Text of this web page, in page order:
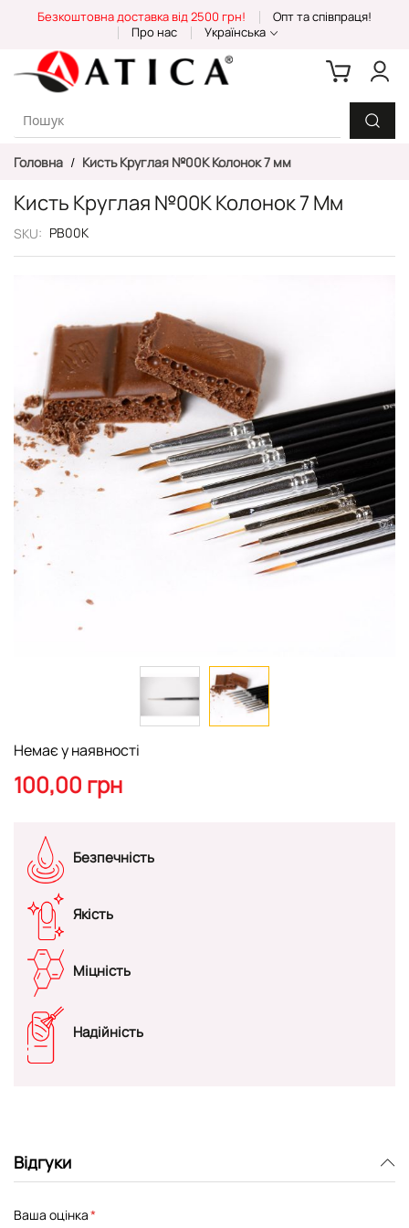
Content
Безкоштовна доставка від 2500 грн!
Опт та співпраця!
Про нас
Українська
Головна Кисть Круглая №00K Колонок 7 мм
Кисть Круглая №00K Колонок 7 Мм
SKU PB00K
галереї
зображень
до
початку
галереї
Немає у наявності
100,00 грн
Безпечність
Якість
Міцність
Надійність
Відгуки
Ваша оцінка